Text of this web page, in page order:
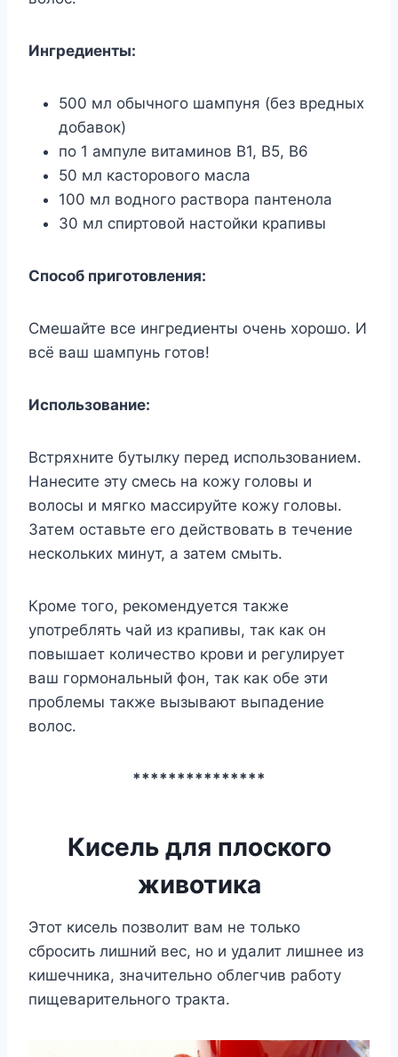
Ингредиенты:
500 мл обычного шампуня (без вредных
добавок)
по 1 ампуле витаминов B1, B5, B6
50 мл касторового масла
100 мл водного раствора пантенола
30 мл спиртовой настойки крапивы
Способ приготовления:
Смешайте все ингредиенты очень хорошо. И
всё ваш шампунь готов!
Использование:
Встряхните бутылку перед использованием.
Нанесите эту смесь на кожу головы и
волосы и мягко массируйте кожу головы.
Затем оставьте его действовать в течение
нескольких минут, а затем смыть.
Кроме того, рекомендуется также
употреблять чай из крапивы, так как он
повышает количество крови и регулирует
ваш гормональный фон, так как обе эти
проблемы также вызывают выпадение
волос.
***************
Кисель для плоского
животика
Этот кисель позволит вам не только
сбросить лишний вес, но и удалит лишнее из
кишечника, значительно облегчив работу
пищеварительного тракта.